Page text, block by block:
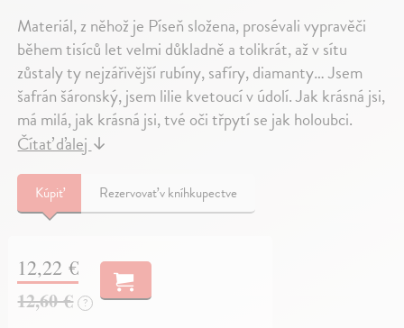
Materiál, z něhož je Píseň složena, prosévali vypravěči
během tisíců let velmi důkladně a tolikrát, až v sítu
zůstaly ty nejzářivější rubíny, safíry, diamanty… Jsem
šafrán šáronský, jsem lilie kvetoucí v údolí. Jak krásná jsi,
má milá, jak krásná jsi, tvé oči třpytí se jak holoubci.
Čítať ďalej ↓
Kúpiť Rezervovať v kníhkupectve
12,22 €
12,60 € ?